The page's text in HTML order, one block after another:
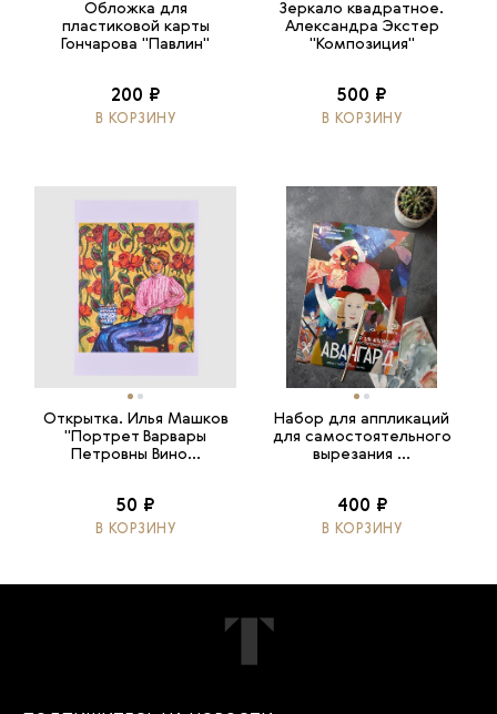
Обложка для
пластиковой карты
Гончарова "Павлин"
200 ₽
В КОРЗИНУ
Зеркало квадратное.
Александра Экстер
"Композиция"
500 ₽
В КОРЗИНУ
Открытка. Илья Машков
"Портрет Варвары
Петровны Вино...
50 ₽
В КОРЗИНУ
Набор для аппликаций
для самостоятельного
вырезания ...
400 ₽
В КОРЗИНУ